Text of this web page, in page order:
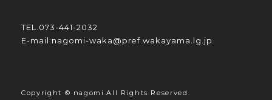
TEL.073-441-2032
E-mail:nagomi-waka@pref.wakayama.lg.jp
Copyright ©︎ nagomi.All Rights Reserved.